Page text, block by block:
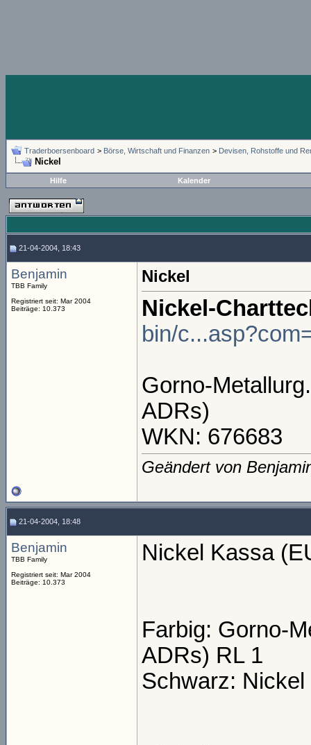
Traderboersenboard > Börse, Wirtschaft und Finanzen > Devisen, Rohstoffe und
Nickel
Hilfe Kalender
21-04-2004, 18:43
Benjamin
TBB Family
Registriert seit: Mar 2004
Beiträge: 10.373
Nickel
Nickel-
bin/
Gorno-
ADRs)
WKN: 676683
Geändert von
21-04-2004, 18:48
Benjamin
TBB Family
Registriert seit: Mar 2004
Beiträge: 10.373
Nickel Kassa
Farbig: Gorno-
ADRs) RL 1
Schwarz: